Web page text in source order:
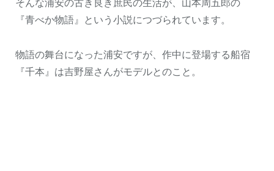
そんな浦安の古き良き庶民の生活が、山本周五郎の
『青べか物語』という小説につづられています。
物語の舞台になった浦安ですが、作中に登場する船宿
『千本』は吉野屋さんがモデルとのこと。